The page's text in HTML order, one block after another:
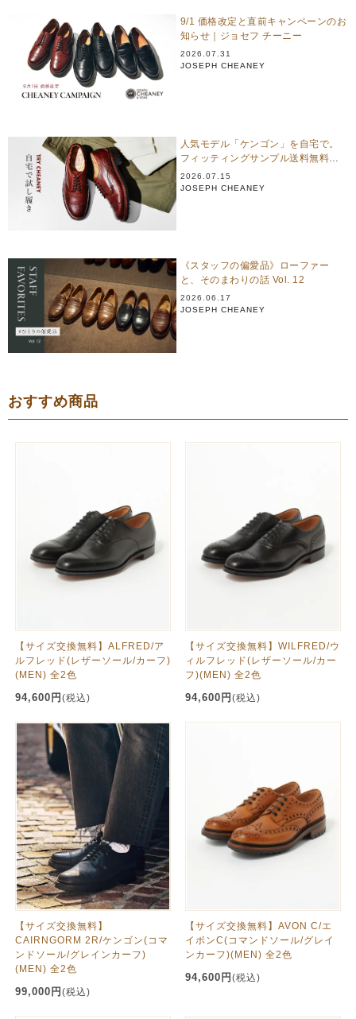
9/1 価格改定と直前キャンペーンのお
知らせ｜ジョセフ チーニー
2026.07.31
JOSEPH CHEANEY
人気モデル「ケンゴン」を自宅で。
フィッティングサンプル送料無料キ
ャンペーン
2026.07.15
JOSEPH CHEANEY
《スタッフの偏愛品》ローファー
と、そのまわりの話 Vol. 12
2026.06.17
JOSEPH CHEANEY
おすすめ商品
【サイズ交換無料】ALFRED/ア
ルフレッド(レザーソール/カーフ)
(MEN) 全2色
94,600円 (税込)
【サイズ交換無料】WILFRED/ウ
ィルフレッド(レザーソール/カー
フ)(MEN) 全2色
94,600円 (税込)
【サイズ交換無料】
CAIRNGORM 2R/ケンゴン(コマ
ンドソール/グレインカーフ)
(MEN) 全2色
99,000円 (税込)
【サイズ交換無料】AVON C/エ
イボンC(コマンドソール/グレイ
ンカーフ)(MEN) 全2色
94,600円 (税込)